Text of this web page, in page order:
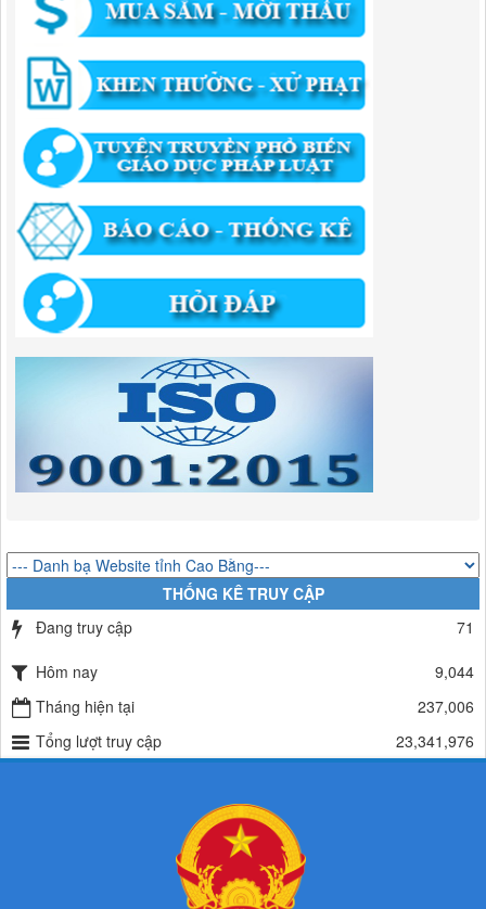
346/QĐ-UBND
QUYẾT ĐỊNH Về việc phê duyệt quy trình nội bộ giải quyết thủ tục
hành chính trong lĩnh vực khu công nghiệp, khu kinh tế thuộc thẩm
quyền giải quyết của Ban Quản lý Khu kinh tế tỉnh Cao Bằng
Lượt xem:515 | lượt tải:318
55/QĐ-BQLKKT
QUYẾT ĐỊNH Công khai điều chỉnh, bổ sung Kế hoạch vốn đầu tư
công năm 2025
Lượt xem:823 | lượt tải:422
294/QĐ-UBND
QUYẾT ĐỊNH Về việc phê duyệt quy trình nội bộ giải quyết thủ tục
hành chính trong lĩnh vực đầu tư tại Việt Nam thuộc thẩm quyền giải
quyết của Ban Quản lý Khu kinh tế tỉnh Cao Bằng
Lượt xem:674 | lượt tải:203
292/QĐ-UBND
Quyết định về việc công bố danh mục thủ tục hành chính mới ban
hành trong lĩnh vực khu công nghiệp, khu kinh tế thuộc thẩm quyền
giải quyết của Ban Quản lý Khu kinh tế tỉnh Cao Bằng
Lượt xem:518 | lượt tải:363
314/QĐ-BQLKKT
Lượt xem:489 | lượt tải:337
225/QĐ-BQLKKT
QUYẾT ĐỊNH Về việc công bố công khai giao dự toán chi ngân sách
năm 2024
THỐNG KÊ TRUY CẬP
Đang truy cập
71
Hôm nay
9,044
Tháng hiện tại
237,006
Tổng lượt truy cập
23,341,976